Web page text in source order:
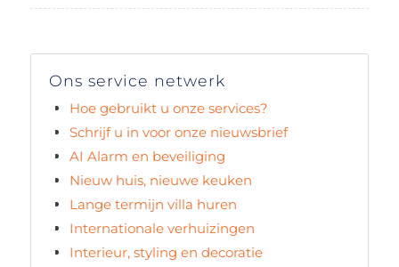
Ons service netwerk
Hoe gebruikt u onze services?
Schrijf u in voor onze nieuwsbrief
AI Alarm en beveiliging
Nieuw huis, nieuwe keuken
Lange termijn villa huren
Internationale verhuizingen
Interieur, styling en decoratie